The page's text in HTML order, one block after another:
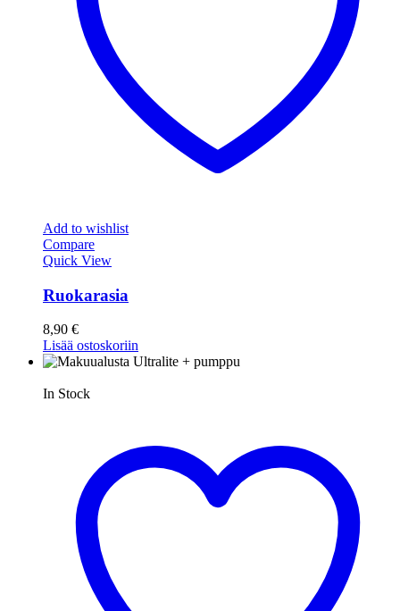
Add to wishlist
Compare
Quick View
Ruokarasia
8,90 €
Lisää ostoskoriin
In Stock